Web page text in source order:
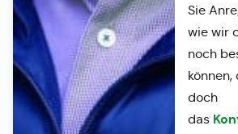
Sie
wie wir
noch
können,
doch
das